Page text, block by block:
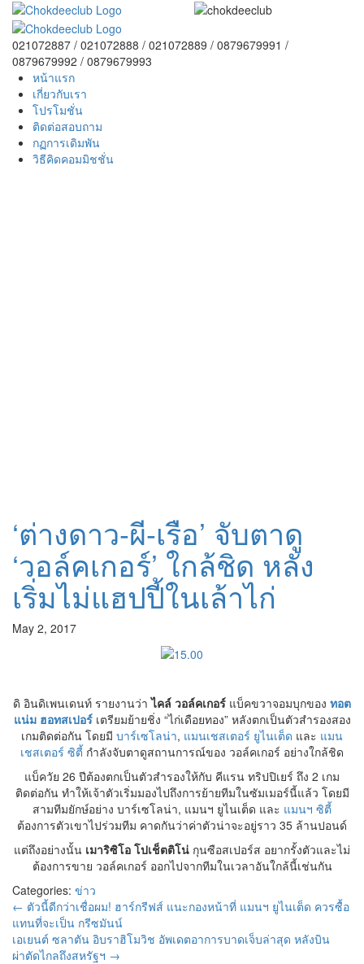
021072887 / 021072888 / 021072889 / 0879679991 /
0879679992 / 0879679993
หน้าแรก
เกี่ยวกับเรา
โปรโมชั่น
ติดต่อสอบถาม
กฏการเดิมพัน
วิธีคิดคอมมิชชั่น
‘ต่างดาว-ผี-เรือ’ จับตาดู
‘วอล์คเกอร์’ ใกล้ชิด หลัง
เริ่มไม่แฮปปี้ในเล้าไก่
May 2, 2017
ดิ อินดิเพนเดนท์ รายงานว่าไคล์ วอล์คเกอร์ แบ็คขวาจอมบุกของ ทอต
แน่ม ฮอทสเปอร์เตรียมย้ายชิ่ง “ไก่เดือยทอง” หลังตกเป็นตัวสำรองสอง
เกมติดต่อกัน โดยมี บาร์เซโลน่า, แมนเชสเตอร์ ยูไนเต็ด และ แมน
เชสเตอร์ ซิตี้ กำลังจับตาดูสถานการณ์ของ วอล์คเกอร์ อย่างใกล้ชิด
แบ็ควัย 26 ปีต้องตกเป็นตัวสำรองให้กับ คีแรน ทริปปิเยร์ ถึง 2 เกม
ติดต่อกัน ทำให้เจ้าตัวเริ่มมองไปถึงการย้ายทีมในซัมเมอร์นี้แล้ว โดยมี
สามทีมยักษ์อย่าง บาร์เซโลน่า, แมนฯ ยูไนเต็ด และ แมนฯ ซิตี้
ต้องการตัวเขาไปร่วมทีม คาดกันว่าค่าตัวน่าจะอยู่ราว 35 ล้านปอนด์
แต่ถึงอย่างนั้น เมาริซิโอ โปเช็ตติโน่ กุนซือสเปอร์ส อยากรั้งตัวและไม่
ต้องการขาย วอล์คเกอร์ ออกไปจากทีมในเวลาอันใกล้นี้เช่นกัน
Categories: ข่าว
← ตัวนี้ดีกว่าเชื่อผม! ฮาร์กรีฟส์ แนะกองหน้าที่ แมนฯ ยูไนเต็ด ควรซื้อ
แทนที่จะเป็น กรีซมันน์
เอเยนต์ ซลาตัน อิบราฮิโมวิช อัพเดตอาการบาดเจ็บล่าสุด หลังบิน
ผ่าตัดไกลถึงสหรัฐฯ →